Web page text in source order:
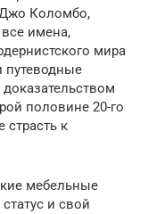
Джо Коломбо,
имена,
мира
путеводные
половине 20-го
страсть к
мебельные
и свой